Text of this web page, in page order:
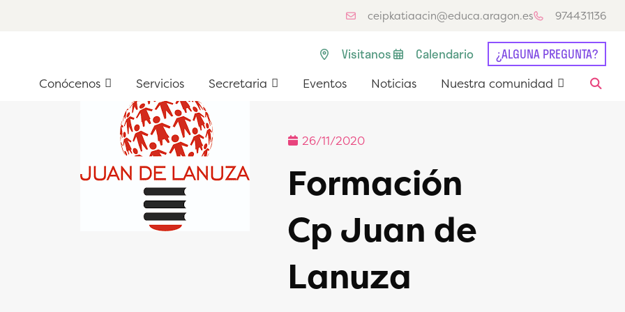
ceipkatiaacin@educa.aragon.es 974431136
Visitanos Calendario ¿ALGUNA PREGUNTA?
Conócenos Servicios Secretaria Eventos Noticias Nuestra comunidad
Nuestra comunidad
26/11/2020
Formación
Cp Juan de
Lanuza